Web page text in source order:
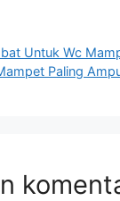
Untuk Wc
Paling